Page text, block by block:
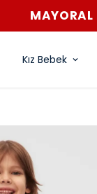
Kız Bebek